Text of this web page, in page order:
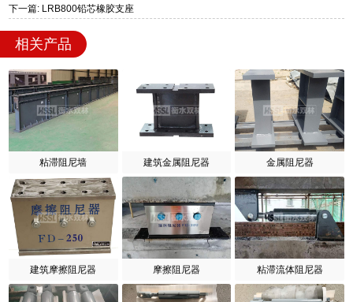
下一篇: LRB800铅芯橡胶支座
相关产品
粘滞阻尼墙 建筑金属阻尼器 金属阻尼器
建筑摩擦阻尼器 摩擦阻尼器 粘滞流体阻尼器